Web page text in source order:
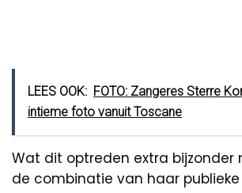
LEES OOK: FOTO: Zangeres Sterre
intieme foto vanuit Toscane
Wat dit optreden extra bijzonder
de combinatie van haar